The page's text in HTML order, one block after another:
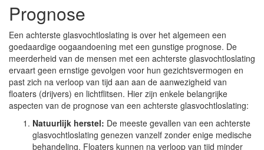
Prognose
Een achterste glasvochtloslating is over het algemeen een
goedaardige oogaandoening met een gunstige prognose. De
meerderheid van de mensen met een achterste glasvochtloslating
ervaart geen ernstige gevolgen voor hun gezichtsvermogen en
past zich na verloop van tijd aan aan de aanwezigheid van
floaters (drijvers) en lichtflitsen. Hier zijn enkele belangrijke
aspecten van de prognose van een achterste glasvochtloslating:
Natuurlijk herstel: De meeste gevallen van een achterste
glasvochtloslating genezen vanzelf zonder enige medische
behandeling. Floaters kunnen na verloop van tijd minder